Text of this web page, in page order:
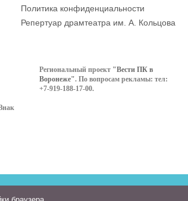
Политика конфиденциальности
Репертуар драмтеатра им. А. Кольцова
Региональный проект "Вести ПК в
Воронеже". По вопросам рекламы: тел:
+7-919-188-17-00.